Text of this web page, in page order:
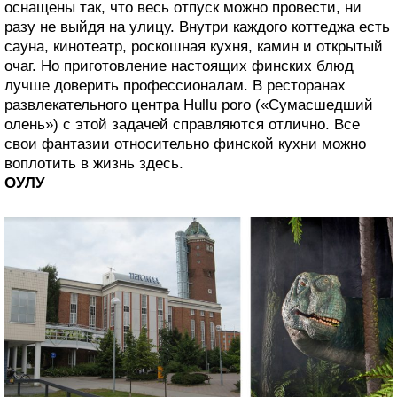
оснащены так, что весь отпуск можно провести, ни
разу не выйдя на улицу. Внутри каждого коттеджа есть
сауна, кинотеатр, роскошная кухня, камин и открытый
очаг. Но приготовление настоящих финских блюд
лучше доверить профессионалам. В ресторанах
развлекательного центра Hullu poro («Сумасшедший
олень») с этой задачей справляются отлично. Все
свои фантазии относительно финской кухни можно
воплотить в жизнь здесь.
ОУЛУ